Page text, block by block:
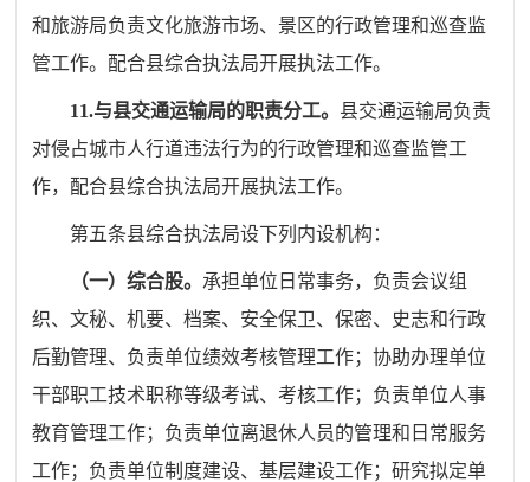
和旅游局负责文化旅游市场、景区的行政管理和巡查监
管工作。配合县综合执法局开展执法工作。
11.与县交通运输局的职责分工。 县交通运输局负责
对侵占城市人行道违法行为的行政管理和巡查监管工
作， 配合县综合执法局开展执法工作。
第五条县综合执法局设下列内设机构：
（一）综合股。 承担单位日常事务，负责会议组
织、文秘、机要、档案、安全保卫、保密、史志和行政
后勤管理、负责单位绩效考核管理工作；协助办理单位
干部职工技术职称等级考试、考核工作；负责单位人事
教育管理工作；负责单位离退休人员的管理和日常服务
工作；负责单位制度建设、基层建设工作；研究拟定单